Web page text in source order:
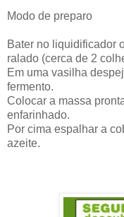
Modo de preparo
Bater no liquidificador
ralado (cerca de 2
Em uma vasilha
fermento.
Colocar a massa
enfarinhado.
Por cima espalhar a
azeite.